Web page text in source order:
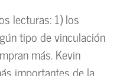
lecturas: 1) los
tipo de vinculación
más. Kevin